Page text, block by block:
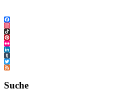
Facebook
Instagram
TikTok
Pinterest
Flickr
LinkedIn
Tumblr
Twitter
Feed
Suche